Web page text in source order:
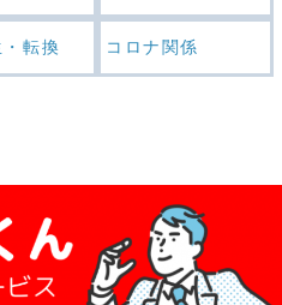
転換 コロナ関係